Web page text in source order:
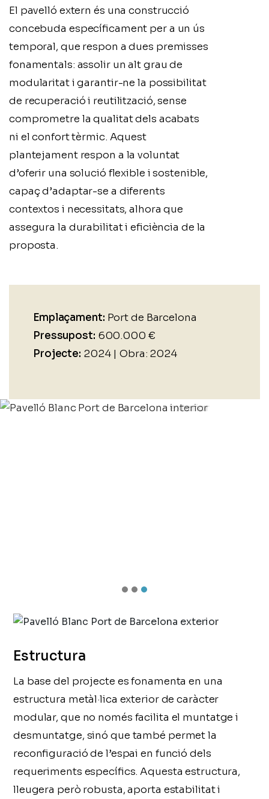
El pavelló extern és una construcció
concebuda específicament per a un ús
temporal, que respon a dues premisses
fonamentals: assolir un alt grau de
modularitat i garantir-ne la possibilitat
de recuperació i reutilització, sense
comprometre la qualitat dels acabats
ni el confort tèrmic. Aquest
plantejament respon a la voluntat
d’oferir una solució flexible i sostenible,
capaç d’adaptar-se a diferents
contextos i necessitats, alhora que
assegura la durabilitat i eficiència de la
proposta.
Emplaçament: Port de Barcelona
Pressupost: 600.000 €
Projecte: 2024 | Obra: 2024
Estructura
La base del projecte es fonamenta en una
estructura metàl·lica exterior de caràcter
modular, que no només facilita el muntatge i
desmuntatge, sinó que també permet la
reconfiguració de l’espai en funció dels
requeriments específics. Aquesta estructura,
lleugera però robusta, aporta estabilitat i